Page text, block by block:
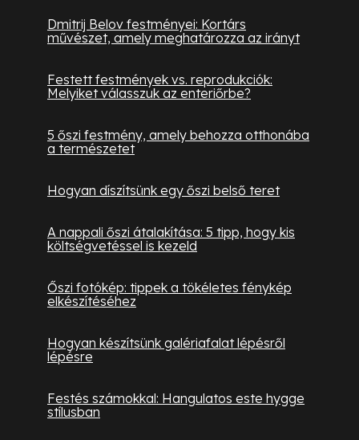
Dmitrij Belov festményei: Kortárs
művészet, amely meghatározza az irányt
Festett festmények vs. reprodukciók:
Melyiket válasszuk az enteriőrbe?
5 őszi festmény, amely behozza otthonába
a természetet
Hogyan díszítsünk egy őszi belső teret
A nappali őszi átalakítása: 5 tipp, hogy kis
költségvetéssel is kezeld
Őszi fotókép: tippek a tökéletes fénykép
elkészítéséhez
Hogyan készítsünk galériafalat lépésről
lépésre
Festés számokkal: Hangulatos este hygge
stílusban